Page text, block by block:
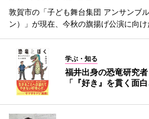
敦賀市の「子ども舞台集団 アンサンブ
ン）」が現在、今秋の旗揚げ公演に向け
学ぶ・知る
福井出身の恐竜研究
「『好き』を貫く面